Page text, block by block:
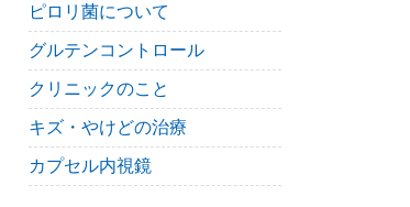
ピロリ菌について
グルテンコントロール
クリニックのこと
キズ・やけどの治療
カプセル内視鏡